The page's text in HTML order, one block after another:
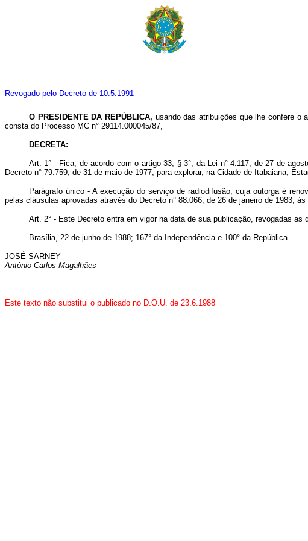
Revogado pelo Decreto de 10.5.1991
O PRESIDENTE DA REPÚBLICA, usando das atribuições que lhe confere o
consta do Processo MC n° 29114.000045/87,
DECRETA:
Art. 1° - Fica, de acordo com o artigo 33, § 3°, da Lei n° 4.117, de 27 de
Decreto n° 79.759, de 31 de maio de 1977, para explorar, na Cidade de Itabaiana,
Parágrafo único - A execução do serviço de radiodifusão, cuja outorga é
pelas cláusulas aprovadas através do Decreto n° 88.066, de 26 de janeiro de 1983,
Art. 2° - Este Decreto entra em vigor na data de sua publicação, revogadas as
Brasília, 22 de junho de 1988; 167° da Independência e 100° da República .
JOSÉ SARNEY
Antônio Carlos Magalhães
Este texto não substitui o publicado no D.O.U. de 23.6.1988